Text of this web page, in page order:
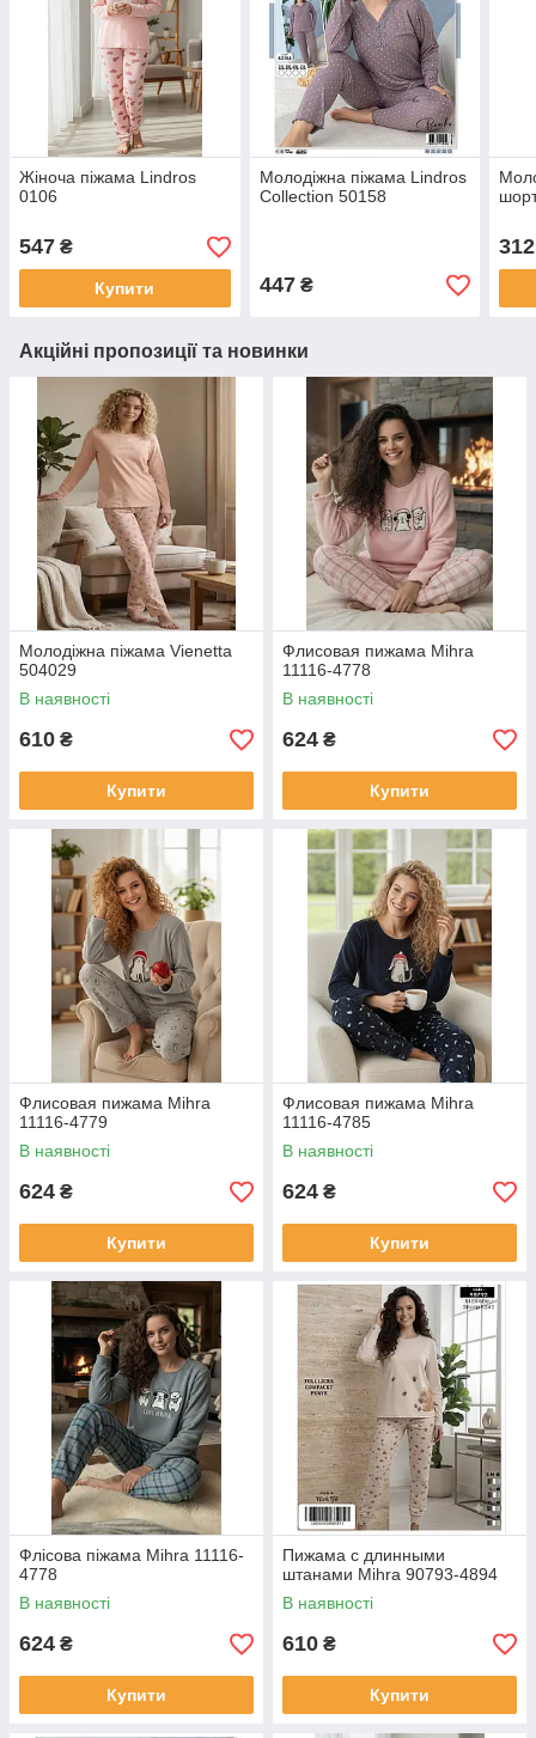
Жіноча піжама Lindros
0106
547 ₴
Купити
Молодіжна піжама Lindros
Collection 50158
447₴
312
Акційні пропозиції та новинки
Молодіжна піжама Vienetta
504029
В наявності
610 ₴
Купити
Флисовая пижама Mihra
11116-4778
В наявності
624 ₴
Купити
Флисовая пижама Mihra
11116-4779
В наявності
624 ₴
Купити
Флисовая пижама Mihra
11116-4785
В наявності
624 ₴
Купити
Флісова піжама Mihra 11116-
4778
В наявності
624 ₴
Купити
Пижама с длинными
штанами Mihra 90793-4894
В наявності
610 ₴
Купити